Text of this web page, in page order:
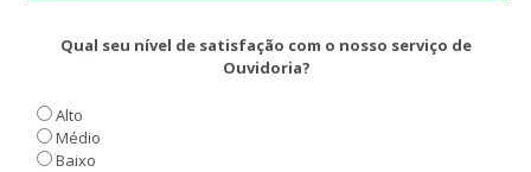
Qual seu nível de satisfação com o nosso serviço de
Ouvidoria?
Alto
Médio
Baixo